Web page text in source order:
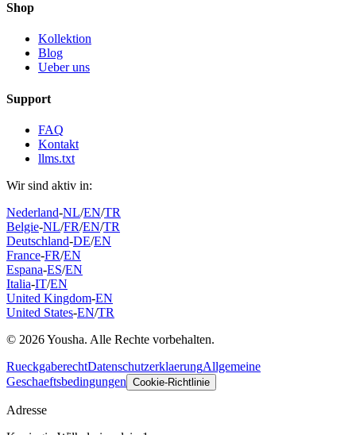
Shop
Kollektion
Blog
Ueber uns
Support
FAQ
Kontakt
llms.txt
Wir sind aktiv in:
Nederland-NL/EN/TR
Belgie-NL/FR/EN/TR
Deutschland-DE/EN
France-FR/EN
Espana-ES/EN
Italia-IT/EN
United Kingdom-EN
United States-EN/TR
© 2026 Yousha. Alle Rechte vorbehalten.
RueckgaberechtDatenschutzerklaerungAllgemeine
Geschaeftsbedingungen Cookie-Richtlinie
Adresse